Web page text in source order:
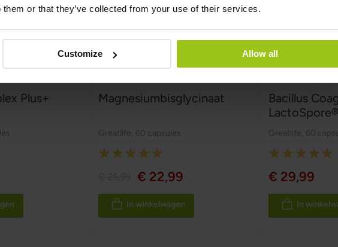
or that they’ve collected from your use of their services.
Customize Allow all
Plus+ Magnesiumbisglycinaat
Greatlife 60 capsules
Rating:
€ 22,99
In winkelwagen
Bacillus
LactoSpore®
Greatlife 60
Rating:
100%
€ 29,99
In